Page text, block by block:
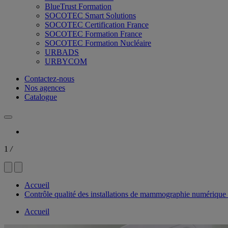
BlueTrust Formation
SOCOTEC Smart Solutions
SOCOTEC Certification France
SOCOTEC Formation France
SOCOTEC Formation Nucléaire
URBADS
URBYCOM
Contactez-nous
Nos agences
Catalogue
1 /
Accueil
Contrôle qualité des installations de mammographie
Accueil